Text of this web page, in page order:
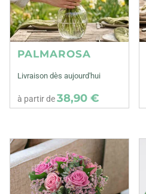
PALMAROSA
Livraison dès aujourd'hui
à partir de38,90 €